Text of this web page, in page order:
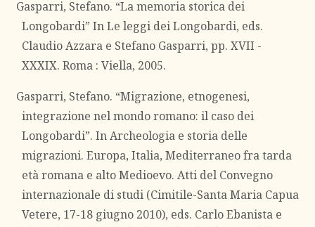
Gasparri, Stefano. “La memoria storica dei
Longobardi” In Le leggi dei Longobardi, eds.
Claudio Azzara e Stefano Gasparri, pp. XVII -
XXXIX. Roma : Viella, 2005.
Gasparri, Stefano. “Migrazione, etnogenesi,
integrazione nel mondo romano: il caso dei
Longobardi”. In Archeologia e storia delle
migrazioni. Europa, Italia, Mediterraneo fra tarda
età romana e alto Medioevo. Atti del Convegno
internazionale di studi (Cimitile-Santa Maria Capua
Vetere, 17-18 giugno 2010), eds. Carlo Ebanista e